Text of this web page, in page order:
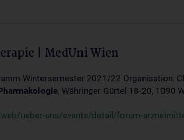
| MedUni Wien
Wintersemester 2021/22 Organisation:
, Währinger Gürtel 18-20, 1090
ueber-uns/events/detail/forum-